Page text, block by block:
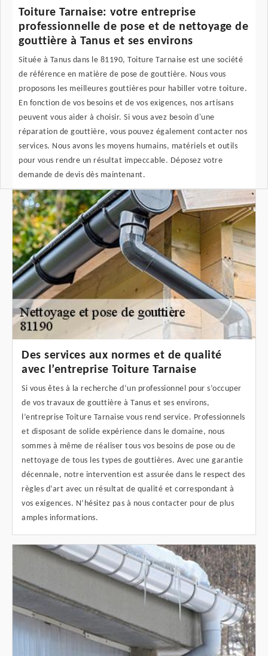
Toiture Tarnaise: votre entreprise
professionnelle de pose et de nettoyage de
gouttière à Tanus et ses environs
Située à Tanus dans le 81190, Toiture Tarnaise est une société
de référence en matière de pose de gouttière. Nous vous
proposons les meilleures gouttières pour habiller votre toiture.
En fonction de vos besoins et de vos exigences, nos artisans
peuvent vous aider à choisir. Si vous avez besoin d'une
réparation de gouttière, vous pouvez également contacter nos
services. Nous avons les moyens humains, matériels et outils
pour vous rendre un résultat impeccable. Déposez votre
demande de devis dès maintenant.
Des services aux normes et de qualité
avec l’entreprise Toiture Tarnaise
Si vous êtes à la recherche d’un professionnel pour s’occuper
de vos travaux de gouttière à Tanus et ses environs,
l’entreprise Toiture Tarnaise vous rend service. Professionnels
et disposant de solide expérience dans le domaine, nous
sommes à même de réaliser tous vos besoins de pose ou de
nettoyage de tous les types de gouttières. Avec une garantie
décennale, notre intervention est assurée dans le respect des
règles d’art avec un résultat de qualité et correspondant à
vos exigences. N’hésitez pas à nous contacter pour de plus
amples informations.